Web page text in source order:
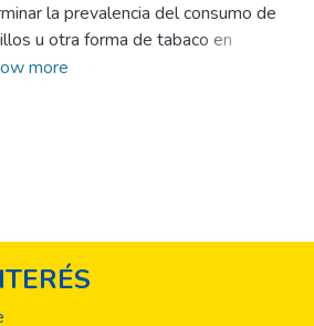
la prevalencia del consumo de
u otra forma de tabaco en
de la Universidad Evangélica de
de la muestra por sexo es de
hombres y 66,7% mujeres. El
more